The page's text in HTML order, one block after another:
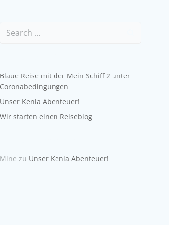
Search
Blaue Reise mit der Mein Schiff 2 unter
Coronabedingungen
Unser Kenia Abenteuer!
Wir starten einen Reiseblog
Mine zu Unser Kenia Abenteuer!